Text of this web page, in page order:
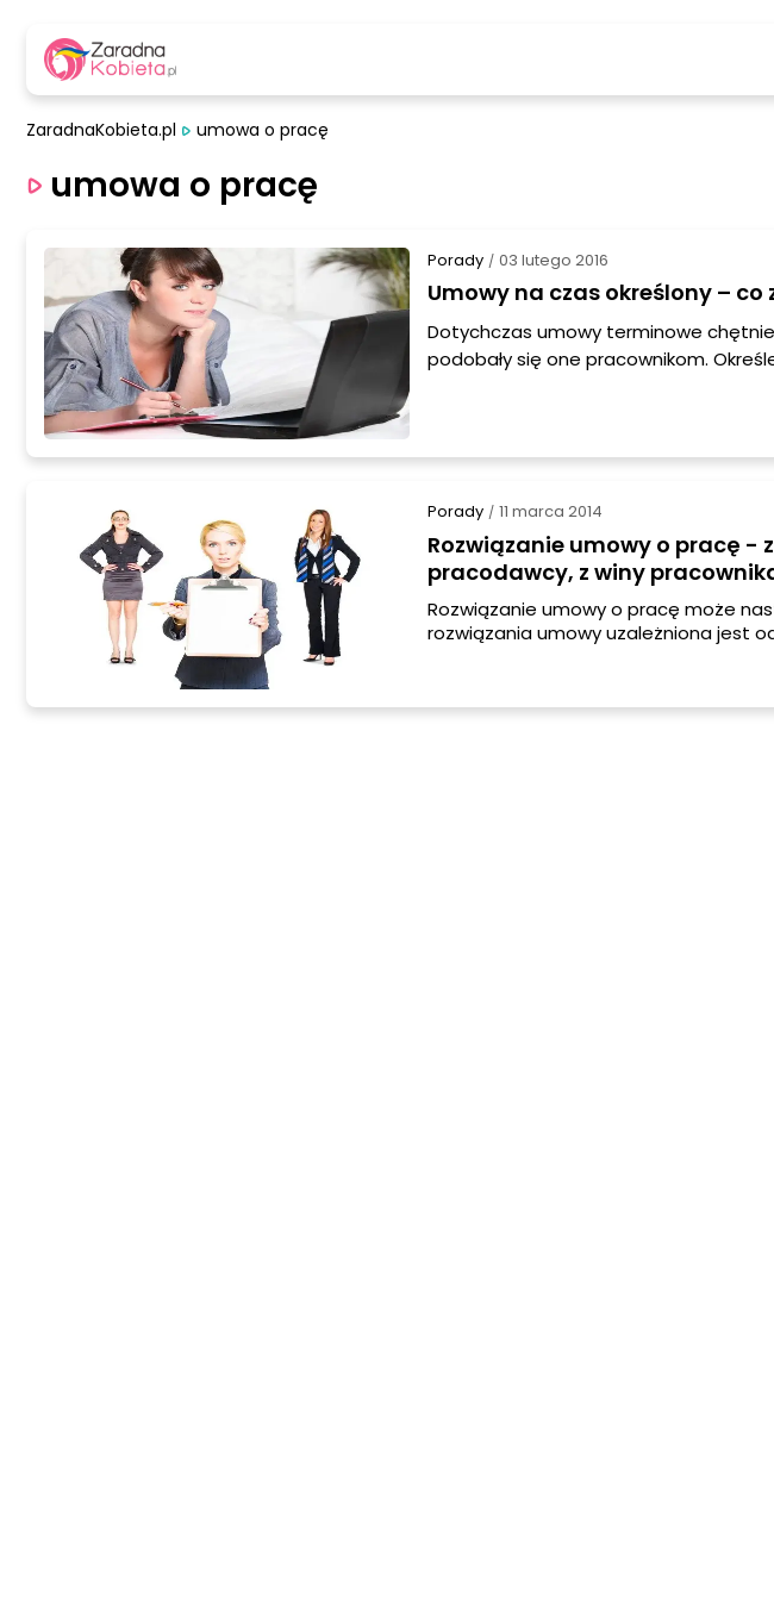
ZaradnaKobieta.pl umowa o pracę
umowa o pracę
Porady / 03 lutego 2016
Umowy na czas określony –
Dotychczas umowy terminowe
podobały się one pracownikom.
Porady / 11 marca 2014
Rozwiązanie umowy o pracę -
pracodawcy, z winy
Rozwiązanie umowy o pracę może
rozwiązania umowy uzależniona jest